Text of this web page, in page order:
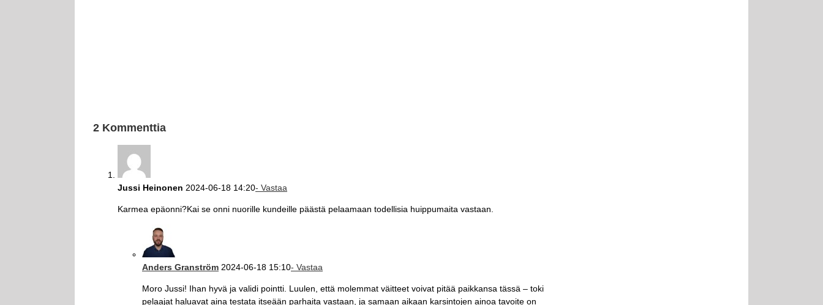
2 Kommenttia
Jussi Heinonen 2024-06-18 14:20- Vastaa
Karmea epäonni?Kai se onni nuorille kundeille päästä pelaamaan todellisia huippumaita vastaan.
Anders Granström 2024-06-18 15:10- Vastaa
Moro Jussi! Ihan hyvä ja validi pointti. Luulen, että molemmat väitteet voivat pitää paikkansa tässä – toki
pelaajat haluavat aina testata itseään parhaita vastaan, ja samaan aikaan karsintojen ainoa tavoite on